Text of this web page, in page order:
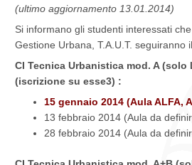
(ultimo aggiornamento 13.01.2014)
Si informano gli studenti interessati
Gestione Urbana, T.A.U.T. seguiranno
CI Tecnica Urbanistica mod. A (solo
(iscrizione su esse3) :
15 gennaio 2014 (Aula ALFA,
13 febbraio 2014 (Aula da
28 febbraio 2014 (Aula da